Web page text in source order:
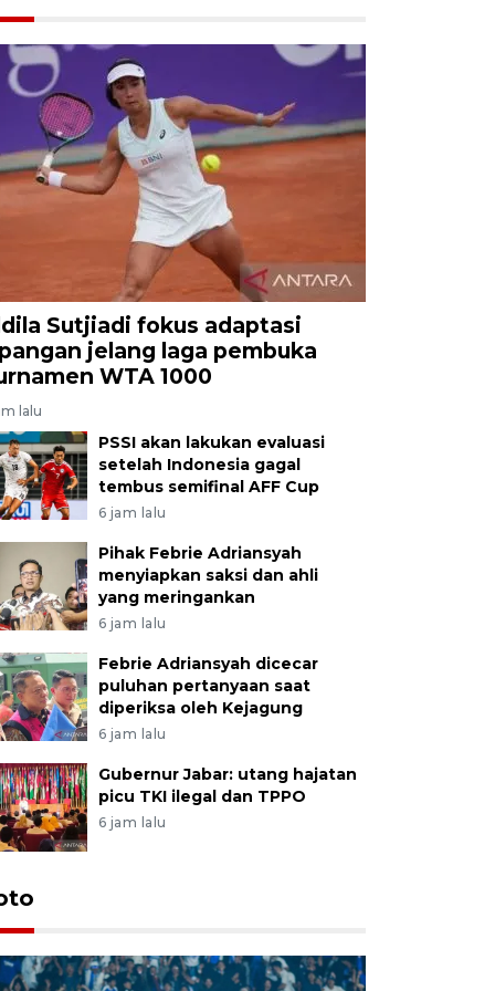
Sutjiadi fokus adaptasi
jelang laga pembuka
WTA 1000
lalu
PSSI akan lakukan evaluasi
setelah Indonesia gagal
tembus semifinal AFF Cup
6 jam lalu
Pihak Febrie Adriansyah
menyiapkan saksi dan ahli
yang meringankan
6 jam lalu
Febrie Adriansyah dicecar
puluhan pertanyaan saat
diperiksa oleh Kejagung
6 jam lalu
Gubernur Jabar: utang hajatan
picu TKI ilegal dan TPPO
6 jam lalu